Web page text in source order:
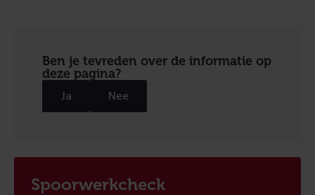
Ben je tevreden over de informatie op
deze pagina?
Ja Nee
Spoorwerkcheck